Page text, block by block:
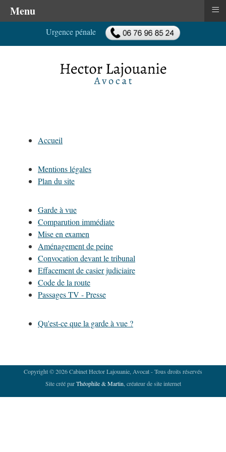
Urgence pénale
Accueil
Mentions légales
Plan du site
Garde à vue
Comparution immédiate
Mise en examen
Aménagement de peine
Convocation devant le tribunal
Effacement de casier judiciaire
Code de la route
Passages TV - Presse
Qu'est-ce que la garde à vue ?
Copyright © 2026 Cabinet Hector Lajouanie, Avocat - Tous droits réservés
Site créé parThéophile & Martin, créateur de site internet
Menu ≡